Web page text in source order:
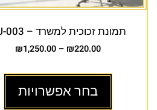
תמונת זכוכית למשרד – AU-003
₪220.00
–
₪1,250.00
בחר אפשרויות